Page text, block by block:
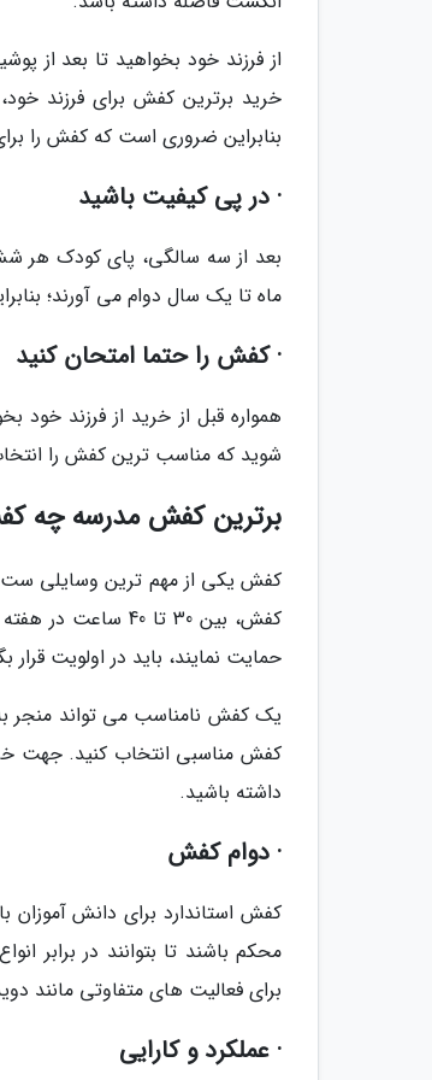
از فرزند خود بخواهید تا بعد از
خرید برترین کفش برای فرزند
بنابراین ضروری است که کفش را
· در پی کیفیت باشید
ماه تا یک سال دوام می آورند؛
· کفش را حتما امتحان کنید
همواره قبل از خرید از فرزند خود
شوید که مناسب ترین کفش را
برترین کفش مدرسه چه
کفش یکی از مهم ترین وسایلی ست
کفش، بین 30 تا
حمایت نمایند، باید در اولویت قرار
یک کفش نامناسب می تواند منجر به
کفش مناسبی انتخاب کنید. جهت
داشته باشید.
· دوام کفش
کفش استاندارد برای دانش آموزان
محکم باشند تا بتوانند در برابر
برای فعالیت های متفاوتی مانند
· عملکرد و کارایی